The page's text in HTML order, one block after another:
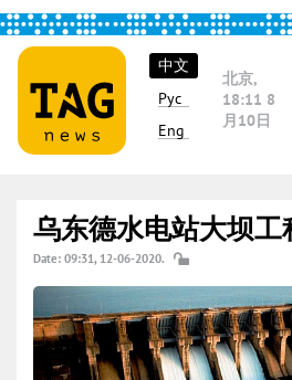
中文
Рус
Eng
北京,
18:11 8
月10日
乌东德水电站大坝工
Date: 09:31, 12-06-2020.